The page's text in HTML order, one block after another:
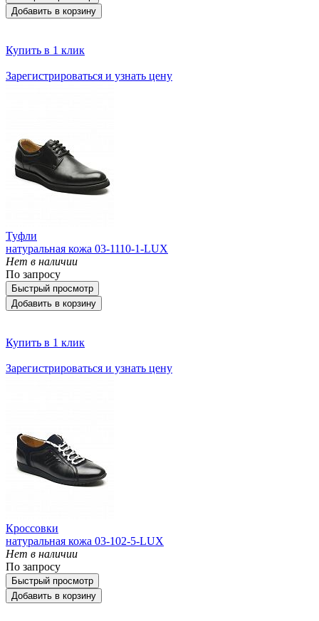
Добавить в корзину
Купить в 1 клик
Зарегистрироваться и узнать цену
Туфли
натуральная кожа 03-1110-1-LUX
Нет в наличии
По запросу
Быстрый просмотр
Добавить в корзину
Купить в 1 клик
Зарегистрироваться и узнать цену
Кроссовки
натуральная кожа 03-102-5-LUX
Нет в наличии
По запросу
Быстрый просмотр
Добавить в корзину